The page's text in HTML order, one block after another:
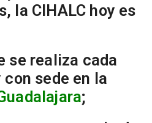
la CIHALC hoy es
se realiza cada
sede en la
;